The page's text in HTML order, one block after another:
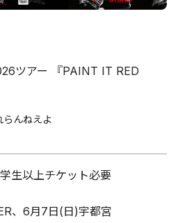
ツアー 『PAINT IT RED
んねえよ
生以上チケット必要
、6月7日(日)宇都宮